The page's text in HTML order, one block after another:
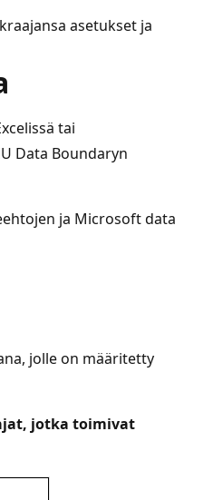
asetukset ja
tai
Data Boundaryn
ja Microsoft data
jolle on määritetty
jotka toimivat